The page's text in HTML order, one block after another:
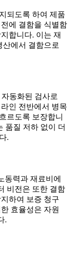
되도록 하여 제품
에 결함을 식별함
합니다. 이는 재
산에서 결함으로
동화된 검사로
인 전반에서 병목
르도록 보장합니
품질 저하 없이 더
.
동력과 재료비에
비전은 또한 결함
하여 보증 청구
효율성은 자원
.